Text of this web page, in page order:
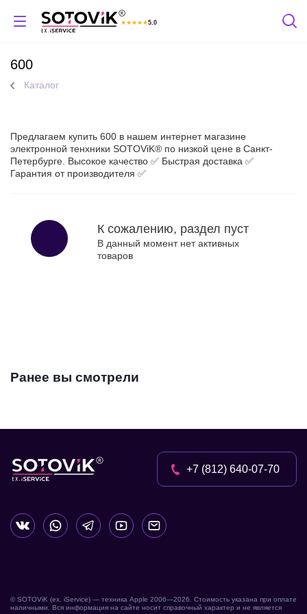
★ ★ ★ ★ ★5.0
Отзывы Яндекс
600
Каталог
Предлагаем купить 600 в нашем интернет магазине
электронной тенхники SOTOViK® по низкой цене в Санкт-
Петербурге. Высокое качество ✅ Быстрая доставка ✅
Гарантия от производителя ✅
К сожалению, раздел пуст
В данный момент нет активных
товаров
Ранее вы смотрели
+7 (812) 640-07-70
© SOTOViK (ex. iService) — техника Apple 2006—2026. Стоимость указана при оплате
наличными. Вся информация на сайте носит справочный характер и не является